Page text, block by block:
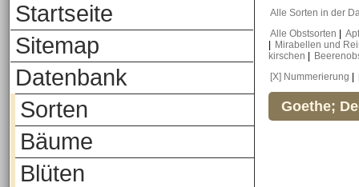
Startseite
Sitemap
Datenbank
Sorten
Bäume
Blüten
Alle Sorten in der
Alle Obstsorten
Mirabellen und
kirschen
[X] Nummerierung
Goethe;